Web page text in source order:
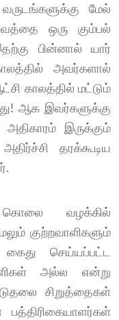
வருடங்களுக்கு மேல்
ஒரு கும்பல்
பின்னால் யார்
அவர்களால்
காலத்தில் மட்டும்
ஆக இவர்களுக்கு
இருக்கும்
தரக்கூடிய
கொலை வழக்கில்
குற்றவாளிகளும்
செய்யப்பட்ட
அல்ல என்று
சிறுத்தைகள்